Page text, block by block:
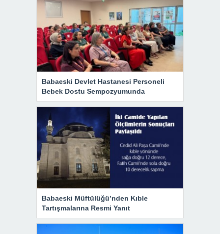
Babaeski Devlet Hastanesi Personeli
Bebek Dostu Sempozyumunda
Babaeski Müftülüğü’nden Kıble
Tartışmalarına Resmi Yanıt